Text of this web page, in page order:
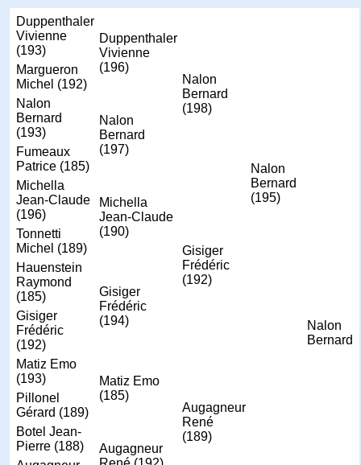
Duppenthaler
Vivienne
(193)
Duppenthaler
Vivienne
(196)
Nalon
Bernard
(198)
Nalon
Bernard
(195)
Nalon
Bernard
Margueron
Michel (192)
Nalon
Bernard
(193)
Nalon
Bernard
(197)
Fumeaux
Patrice (185)
Michella
Jean-Claude
(196)
Michella
Jean-Claude
(190)
Gisiger
Frédéric
(192)
Tonnetti
Michel (189)
Hauenstein
Raymond
(185)
Gisiger
Frédéric
(194)
Gisiger
Frédéric
(192)
Matiz Emo
(193)
Matiz Emo
(185)
Augagneur
René
(189)
Pillonel
Gérard (189)
Botel Jean-
Pierre (188)
Augagneur